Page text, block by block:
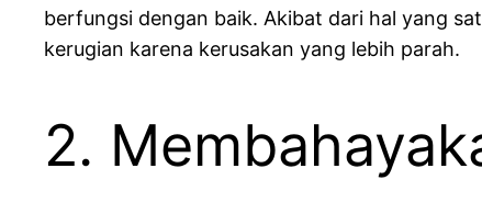
berfungsi dengan baik. Akibat dari hal yang
kerugian karena kerusakan yang lebih parah.
2.